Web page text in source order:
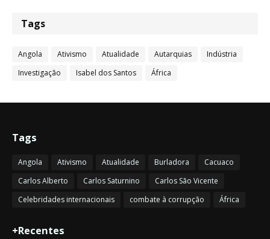
Tags
Angola Ativismo Atualidade Autarquias
Indústria
Investigação
Isabel dos Santos África
Tags
Angola Ativismo Atualidade Burladora
Cacuaco
Carlos Alberto
Carlos Saturnino
Carlos São Vicente
Celebridades internacionais
combate à corrupção África
+Recentes